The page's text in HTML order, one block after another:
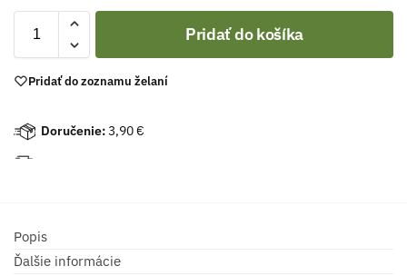
Pridať do košíka
Pridať do zoznamu želaní
Doručenie:3,90 €
Popis
Ďalšie informácie